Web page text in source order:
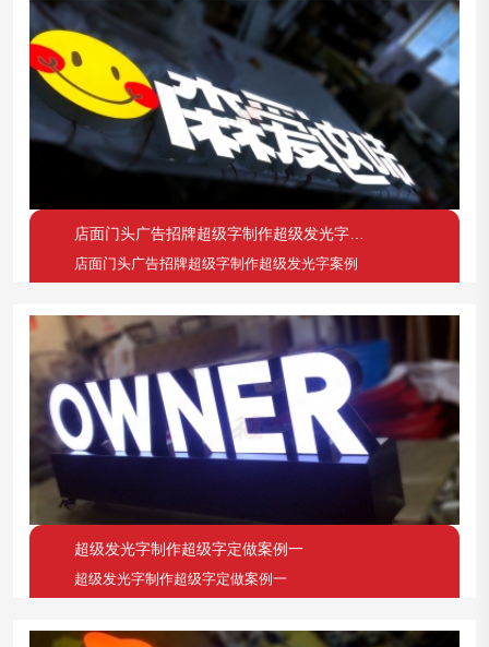
店面门头广告招牌超级字制作超级发光字案例
超级发光字制作超级字定做案例一
超级发光字制作超级字定做案例一